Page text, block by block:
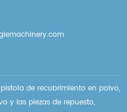
de recubrimiento en polvo,
y las piezas de repuesto,